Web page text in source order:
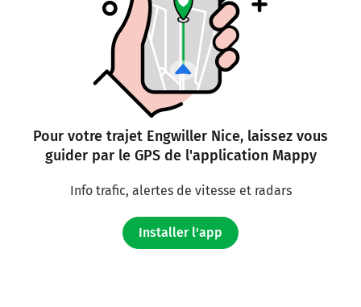
A2
Biel
Galleria del San Gottardo
Continuer E35 (A2) sur 49 kilomètres
Milano
Lugano
Rivera
Pour votre trajet Engwiller Nice, laissez vous
guider par le GPS de l'application Mappy
Info trafic, alertes de vitesse et radars
Installer l'app